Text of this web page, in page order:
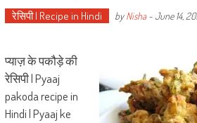
रेसिपी | Recipe in Hindi byNisha-June 14,
प्याज़ के पकौड़े की
रेसिपी | Pyaaj
pakoda recipe in
Hindi | Pyaaj ke